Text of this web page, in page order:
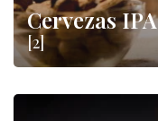
Cervezas IPA
[2]